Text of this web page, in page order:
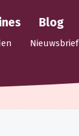
Blog
Nieuwsbrief